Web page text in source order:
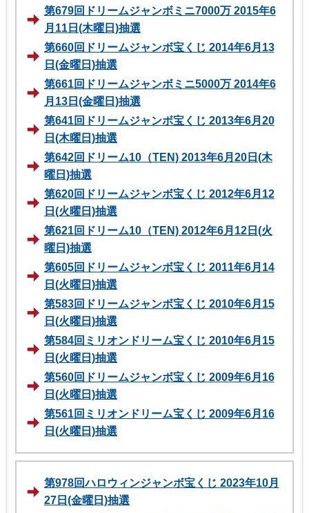
第679回ドリームジャンボミニ7000万 2015年6
月11日(木曜日)抽選
第660回ドリームジャンボ宝くじ 2014年6月13
日(金曜日)抽選
第661回ドリームジャンボミニ5000万 2014年6
月13日(金曜日)抽選
第641回ドリームジャンボ宝くじ 2013年6月20
日(木曜日)抽選
第642回ドリーム10（TEN) 2013年6月20日(木
曜日)抽選
第620回ドリームジャンボ宝くじ 2012年6月12
日(火曜日)抽選
第621回ドリーム10（TEN) 2012年6月12日(火
曜日)抽選
第605回ドリームジャンボ宝くじ 2011年6月14
日(火曜日)抽選
第583回ドリームジャンボ宝くじ 2010年6月15
日(火曜日)抽選
第584回ミリオンドリーム宝くじ 2010年6月15
日(火曜日)抽選
第560回ドリームジャンボ宝くじ 2009年6月16
日(火曜日)抽選
第561回ミリオンドリーム宝くじ 2009年6月16
日(火曜日)抽選
第978回ハロウィンジャンボ宝くじ 2023年10月
27日(金曜日)抽選